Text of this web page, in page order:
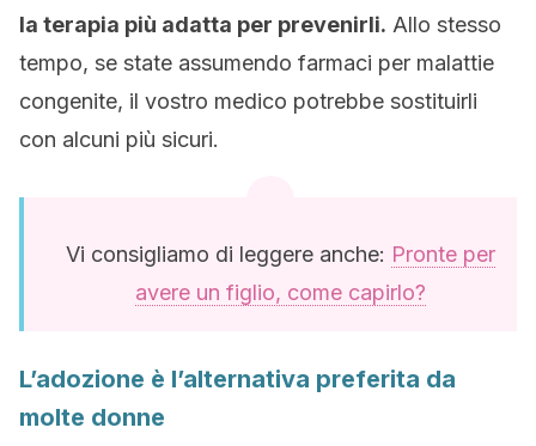
la terapia più adatta per prevenirli. Allo stesso
tempo, se state assumendo farmaci per malattie
congenite, il vostro medico potrebbe sostituirli
con alcuni più sicuri.
Vi consigliamo di leggere anche: Pronte per
avere un figlio, come capirlo?
L’adozione è l’alternativa preferita da
molte donne